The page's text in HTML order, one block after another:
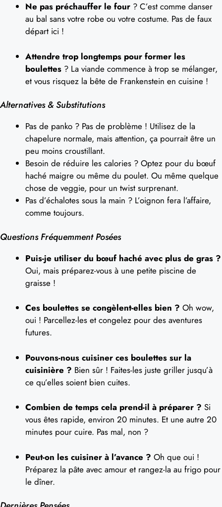
Ne pas préchauffer le four ? C’est comme danser
au bal sans votre robe ou votre costume. Pas de faux
départ ici !
Attendre trop longtemps pour former les
boulettes ? La viande commence à trop se mélanger,
et vous risquez la bête de Frankenstein en cuisine !
Alternatives & Substitutions
Pas de panko ? Pas de problème ! Utilisez de la
chapelure normale, mais attention, ça pourrait être un
peu moins croustillant.
Besoin de réduire les calories ? Optez pour du bœuf
haché maigre ou même du poulet. Ou même quelque
chose de veggie, pour un twist surprenant.
Pas d’échalotes sous la main ? L’oignon fera l’affaire,
comme toujours.
Questions Fréquemment Posées
Puis-je utiliser du bœuf haché avec plus de gras ?
Oui, mais préparez-vous à une petite piscine de
graisse !
Ces boulettes se congèlent-elles bien ? Oh wow,
oui ! Parcellez-les et congelez pour des aventures
futures.
Pouvons-nous cuisiner ces boulettes sur la
cuisinière ? Bien sûr ! Faites-les juste griller jusqu’à
ce qu’elles soient bien cuites.
Combien de temps cela prend-il à préparer ? Si
vous êtes rapide, environ 20 minutes. Et une autre 20
minutes pour cuire. Pas mal, non ?
Peut-on les cuisiner à l’avance ? Oh que oui !
Préparez la pâte avec amour et rangez-la au frigo pour
le dîner.